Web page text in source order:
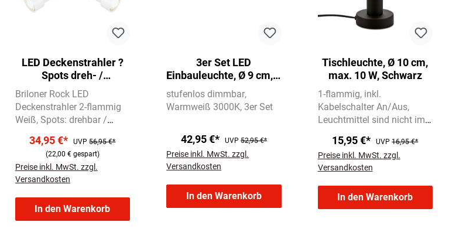
LED Deckenstrahler ?
Spots dreh- /
schwenkbar, 2 x 5W,
Warmweiß, GU10, Weiß
Briloner Rock LED
Deckenstrahler 2-flammig
Weiß Spots: drehbar /
34,95 €* UVP56,95 €*
(22,00 € gespart)
Preise inkl. MwSt. zzgl.
Versandkosten
In den Warenkorb
3er Set LED
Einbauleuchte, Ø 9 cm, 5
W, Weiß
stufenlos dimmbar
Warmweiß 3000K 3er Set
42,95 €* UVP52,95 €*
Preise inkl. MwSt. zzgl.
Versandkosten
In den Warenkorb
Tischleuchte, Ø 10 cm,
max. 10 W, Schwarz
1-flammig inkl.
Kabelschalter An/Aus
Leuchtmittel sind nicht im
15,95 €* UVP16,95 €*
Preise inkl. MwSt. zzgl.
Versandkosten
In den Warenkorb